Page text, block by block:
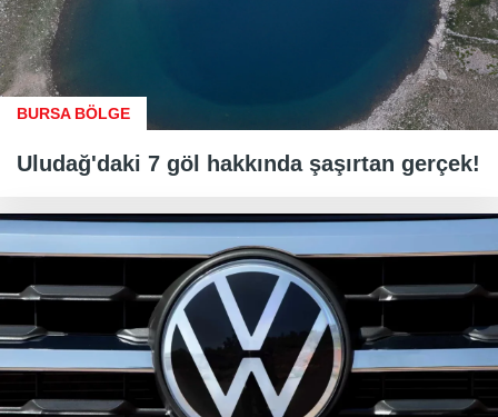
BURSA BÖLGE
Uludağ'daki 7 göl hakkında şaşırtan gerçek!